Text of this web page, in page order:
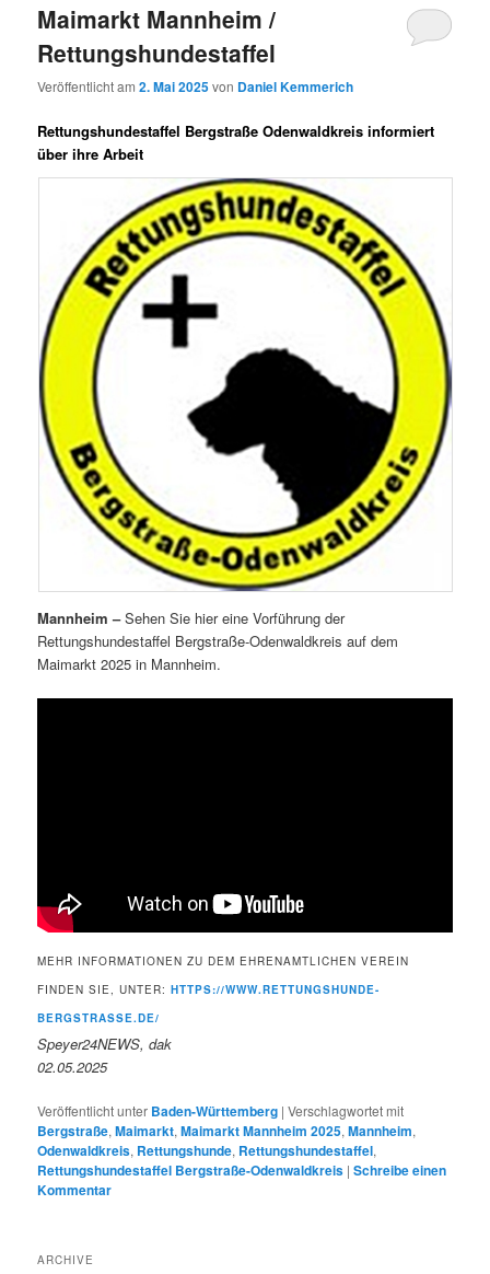
Maimarkt Mannheim /
Rettungshundestaffel
Veröffentlicht am2. Mai 2025von Daniel Kemmerich
Rettungshundestaffel Bergstraße Odenwaldkreis informiert
über ihre Arbeit
Mannheim –Sehen Sie hier eine Vorführung der
Rettungshundestaffel Bergstraße-Odenwaldkreis auf dem
Maimarkt 2025 in Mannheim.
MEHR INFORMATIONEN ZU DEM EHRENAMTLICHEN VEREIN
FINDEN SIE, UNTER:HTTPS://WWW.RETTUNGSHUNDE-
BERGSTRASSE.DE/
Speyer24NEWS, dak
02.05.2025
Veröffentlicht unter Baden-Württemberg |Verschlagwortet mit
Bergstraße,Maimarkt,Maimarkt Mannheim 2025,Mannheim,
Odenwaldkreis, Rettungshunde, Rettungshundestaffel,
Rettungshundestaffel Bergstraße-Odenwaldkreis |Schreibe einen
Kommentar
ARCHIVE